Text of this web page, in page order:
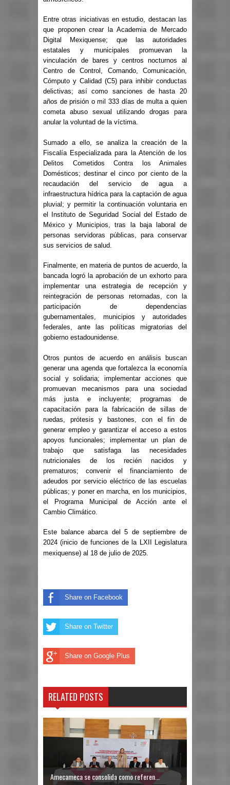
Entre otras iniciativas en estudio, destacan las
que proponen crear la Academia de Mercado
Digital Mexiquense; que las autoridades
estatales y municipales promuevan la
vinculación de bares y centros nocturnos al
Centro de Control, Comando, Comunicación,
Cómputo y Calidad (C5) para inhibir conductas
delictivas; así como sanciones de hasta 20
años de prisión o mil 333 días de multa a quien
cometa abuso sexual utilizando drogas para
anular la voluntad de la víctima.
Sumado a ello, se analiza la creación de la
Fiscalía Especializada para la Atención de los
Delitos Cometidos Contra los Animales
Domésticos; destinar el cinco por ciento de la
recaudación del servicio de agua a
infraestructura hídrica para la captación de agua
pluvial; y permitir la continuación voluntaria en
el Instituto de Seguridad Social del Estado de
México y Municipios, tras la baja laboral de
personas servidoras públicas, para conservar
sus servicios de salud.
Finalmente, en materia de puntos de acuerdo, la
bancada logró la aprobación de un exhorto para
implementar una estrategia de recepción y
reintegración de personas retornadas, con la
participación de dependencias
gubernamentales, municipios y autoridades
federales, ante las políticas migratorias del
gobierno estadounidense.
Otros puntos de acuerdo en análisis buscan
generar una agenda que fortalezca la economía
social y solidaria; implementar acciones que
promuevan mecanismos para una sociedad
más justa e incluyente; programas de
capacitación para la fabricación de sillas de
ruedas, prótesis y bastones, con el fin de
generar empleo y garantizar el acceso a estos
apoyos funcionales; implementar un plan de
trabajo que satisfaga las necesidades
nutricionales de los recién nacidos y
prematuros; convenir el financiamiento de
adeudos por servicio eléctrico de las escuelas
públicas; y poner en marcha, en los municipios,
el Programa Municipal de Acción ante el
Cambio Climático.
Este balance abarca del 5 de septiembre de
2024 (inicio de funciones de la LXII Legislatura
mexiquense) al 18 de julio de 2025.
Share on Facebook
Share on Twitter
Share on Google Plus
RELATED POSTS
Amecameca se consolida como referen...